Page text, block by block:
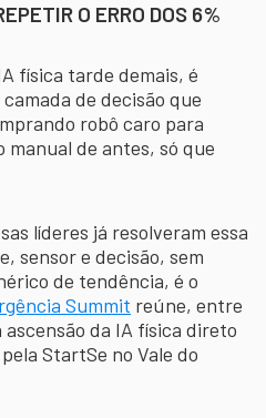
O ERRO DOS 6%
física tarde demais, é
de decisão que
robô caro para
manual de antes, só que
líderes já resolveram essa
sensor e decisão, sem
de tendência, é o
Summit reúne, entre
da IA física direto
StartSe no Vale do